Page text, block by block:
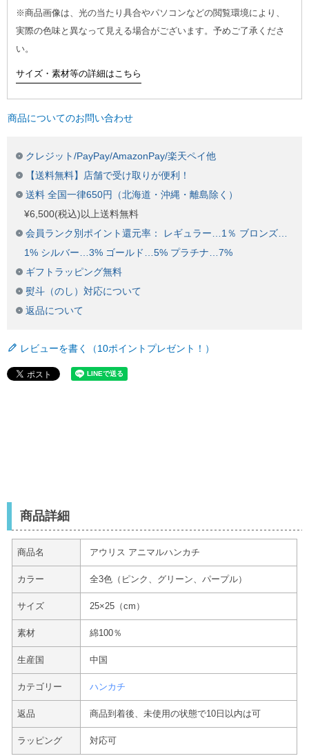
※商品画像は、光の当たり具合やパソコンなどの閲覧環境により、
実際の色味と異なって見える場合がございます。予めご了承くださ
い。
サイズ・素材等の詳細はこちら
商品についてのお問い合わせ
クレジット/PayPay/AmazonPay/楽天ペイ他
【送料無料】店舗で受け取りが便利！
送料 全国一律650円（北海道・沖縄・離島除く）
¥6,500(税込)以上送料無料
会員ランク別ポイント還元率： レギュラー…1％ ブロンズ…
1% シルバー…3% ゴールド…5% プラチナ…7%
ギフトラッピング無料
熨斗（のし）対応について
返品について
レビューを書く（10ポイントプレゼント！）
商品詳細
商品名 アウリス アニマルハンカチ
カラー 全3色（ピンク、グリーン、パープル）
サイズ 25×25（cm）
素材 綿100％
生産国 中国
カテゴリー ハンカチ
返品 商品到着後、未使用の状態で10日以内は可
ラッピング 対応可